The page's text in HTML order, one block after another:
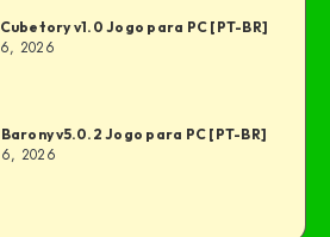
v1.0 Jogo para PC [PT-BR]
2026
v5.0.2 Jogo para PC [PT-BR]
2026